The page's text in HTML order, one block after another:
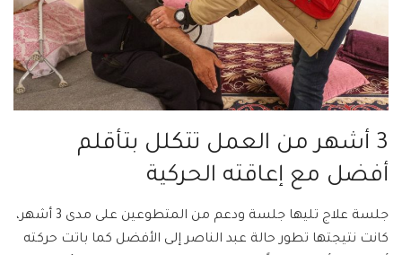
3 أشهر من العمل تتكلل بتأقلم
أفضل مع إعاقته الحركية
جلسة علاج تليها جلسة ودعم من المتطوعين على مدى 3 أشهر،
كانت نتيجتها تطور حالة عبد الناصر إلى الأفضل كما باتت حركته